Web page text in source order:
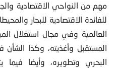
مهم من النواحي الاقتصادية
للفائدة الاقتصادية للبحار
العالمية وفي مجال استغلال
المستقبل وأغذيته، وكذا
البحري وتطويره، وأيضا